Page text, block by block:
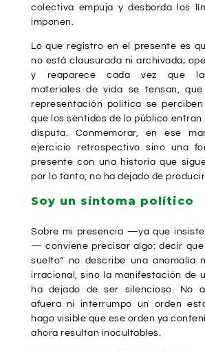
colectiva empuja y desborda los
imponen.
Lo que registro en el presente es
no está clausurada ni archivada;
y reaparece cada vez que
materiales de vida se tensan,
representación política se
que los sentidos de lo público entran
disputa. Conmemorar, en ese
ejercicio retrospectivo sino una
presente con una historia que
por lo tanto, no ha dejado de
Soy un síntoma político
Sobre mi presencia —ya que
— conviene precisar algo: decir que
suelto” no describe una anomalía
irracional, sino la manifestación de
ha dejado de ser silencioso. No
afuera ni interrumpo un orden
hago visible que ese orden ya
ahora resultan inocultables.